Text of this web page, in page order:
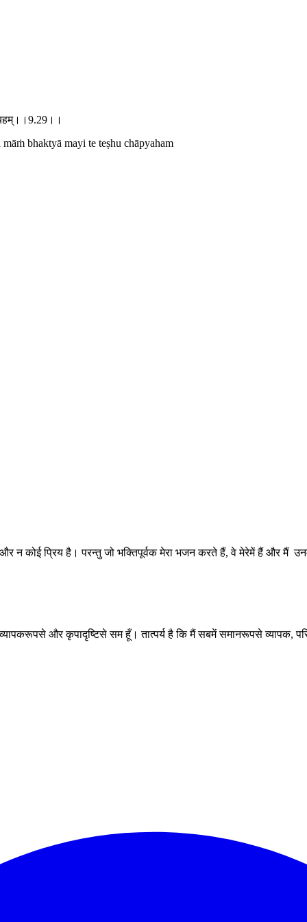
bhaktyā mayi te teṣhu chāpyaham
और न कोई प्रिय है। परन्तु जो भक्तिपूर्वक मेरा भजन करते हैं, वे मेरेमें हैं और मैं
और कृपादृष्टिसे सम हूँ। तात्पर्य है कि मैं सबमें समानरूपसे व्यापक,